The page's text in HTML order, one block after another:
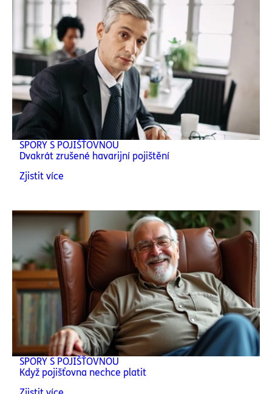
SPORY S POJIŠŤOVNOU
Dvakrát zrušené havarijní pojištění
Zjistit více
SPORY S POJIŠŤOVNOU
Když pojišťovna nechce platit